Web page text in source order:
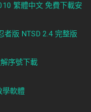
繁體中文 免費下載安
者版 NTSD 2.4 完整版
序號下載
學軟體